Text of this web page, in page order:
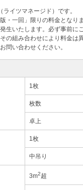
イツマネージド）です。
・一回」限りの料金となりま
生いたします。必ず事前に
の組み合わせにより料金は
問い合わせください。
1枚
枚数
卓上
1枚
中吊り
3m2超